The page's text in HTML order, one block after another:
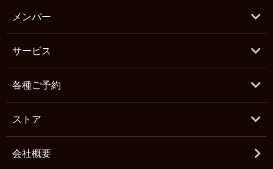
メンバー
サービス
各種ご予約
ストア
会社概要